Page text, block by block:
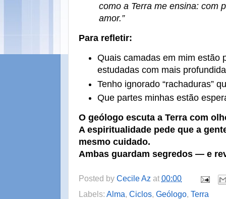
como a Terra me ensina: com
amor.”
Para refletir:
Quais camadas em mim estão
estudadas com mais
Tenho ignorado “rachaduras”
Que partes minhas estão
O geólogo escuta a Terra com
A espiritualidade pede que a
mesmo cuidado.
Ambas guardam segredos — e
Posted by Cecile Az at00:00
Labels: Alma, Ciclos, Geólogo, Terra